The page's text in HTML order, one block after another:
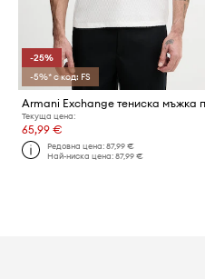
-25%
-5%* с код: FS
Текуща цена:
65,99 €
Редовна цена:87,99 €
Най-ниска цена:87,99 €